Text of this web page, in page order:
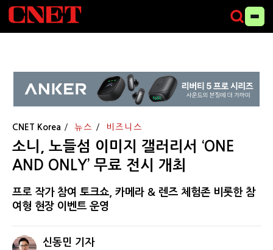
CNET Korea 뉴스 비즈니스
소니, 노들섬 이미지 갤러리서 ‘ONE
AND ONLY’ 무료 전시 개최
프로 작가 참여 토크쇼, 카메라 & 렌즈 체험존 비롯한 참
여형 현장 이벤트 운영
신동민 기자